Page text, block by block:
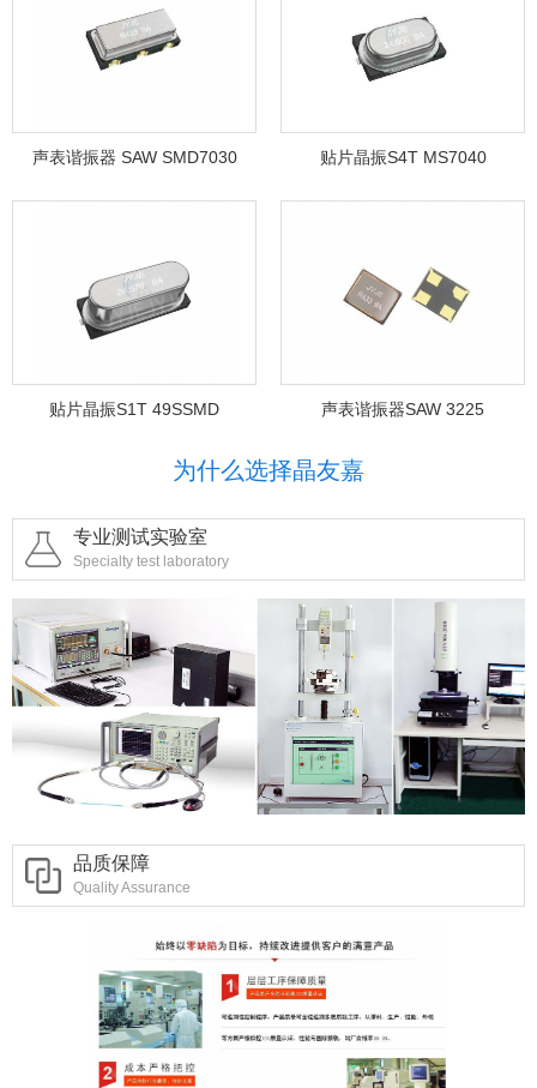
声表谐振器 SAW SMD7030 贴片晶振S4T MS7040
贴片晶振S1T 49SSMD 声表谐振器SAW 3225
为什么选择晶友嘉
专业测试实验室
Specialty test laboratory
品质保障
Quality Assurance